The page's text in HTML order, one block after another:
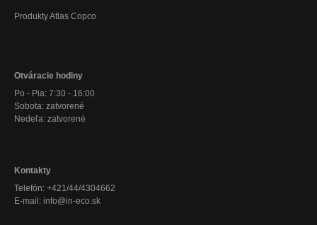
Produkty Atlas Copco
Otváracie hodiny
Po - Pia: 7:30 - 16:00
Sobota: zatvorené
Nedeľa: zatvorené
Kontakty
Telefón: +421/44/4304662
E-mail: info@in-eco.sk